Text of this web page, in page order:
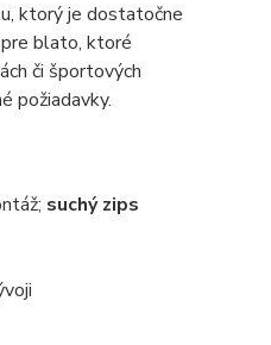
ktorý je dostatočne
blato, ktoré
či športových
požiadavky.
suchý zips